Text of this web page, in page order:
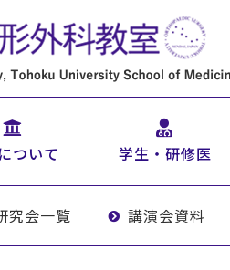
ついて 学生・研修医
究会一覧 講演会資料